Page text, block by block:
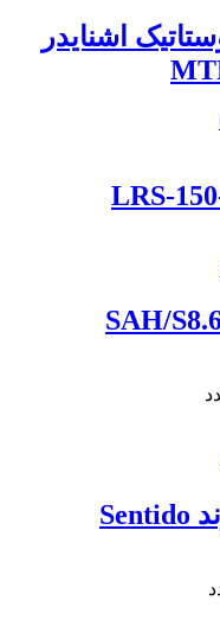
اشنایدر